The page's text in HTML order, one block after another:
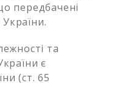
передбачені
та
є
(ст. 65